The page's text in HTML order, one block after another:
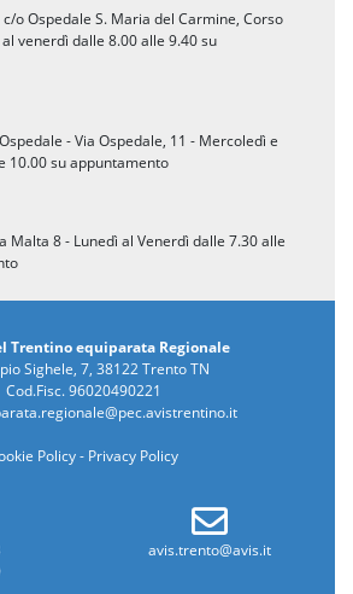
o Ospedale S. Maria del Carmine, Corso
venerdì dalle 8.00 alle 9.40 su
- Via Ospedale, 11 - Mercoledì e
10.00 su appuntamento
Malta 8 - Lunedì al Venerdì dalle 7.30 alle
Trentino equiparata Regionale
Sighele, 7, 38122 Trento TN
Cod.Fisc. 96020490221
Policy- Privacy Policy
avis.trento@avis.it